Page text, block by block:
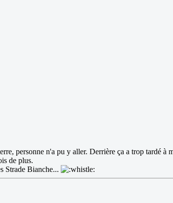
personne n'a pu y aller. Derrière ça a trop tardé
de plus.
Strade Bianche...